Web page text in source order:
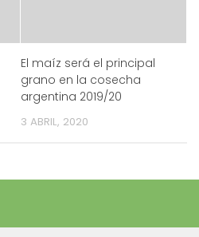
El maíz será el principal
grano en la cosecha
argentina 2019/20
3 ABRIL, 2020